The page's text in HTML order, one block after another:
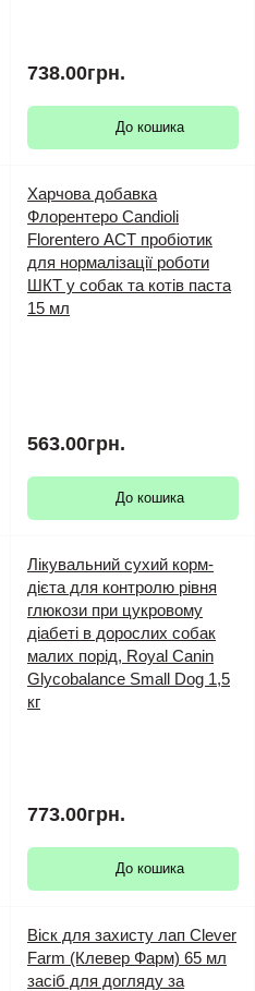
738.00грн.
До кошика
Харчова добавка
Флорентеро Candioli
Florentero АСТ пробіотик
для нормалізації роботи
ШКТ у собак та котів паста
15 мл
563.00грн.
До кошика
Лікувальний сухий корм-
дієта для контролю рівня
глюкози при цукровому
діабеті в дорослих собак
малих порід, Royal Canin
Glycobalance Small Dog 1,5
кг
773.00грн.
До кошика
Віск для захисту лап Clever
Farm (Клевер Фарм) 65 мл
засіб для догляду за